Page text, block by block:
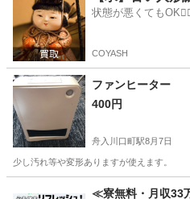
状態が悪くても
COYASH
ファンヒーター
400円
舟入川口町駅8月7日
少し汚れ等や変形ありますが使えます。
舟入川口町駅 季
≪寮無料・月収33